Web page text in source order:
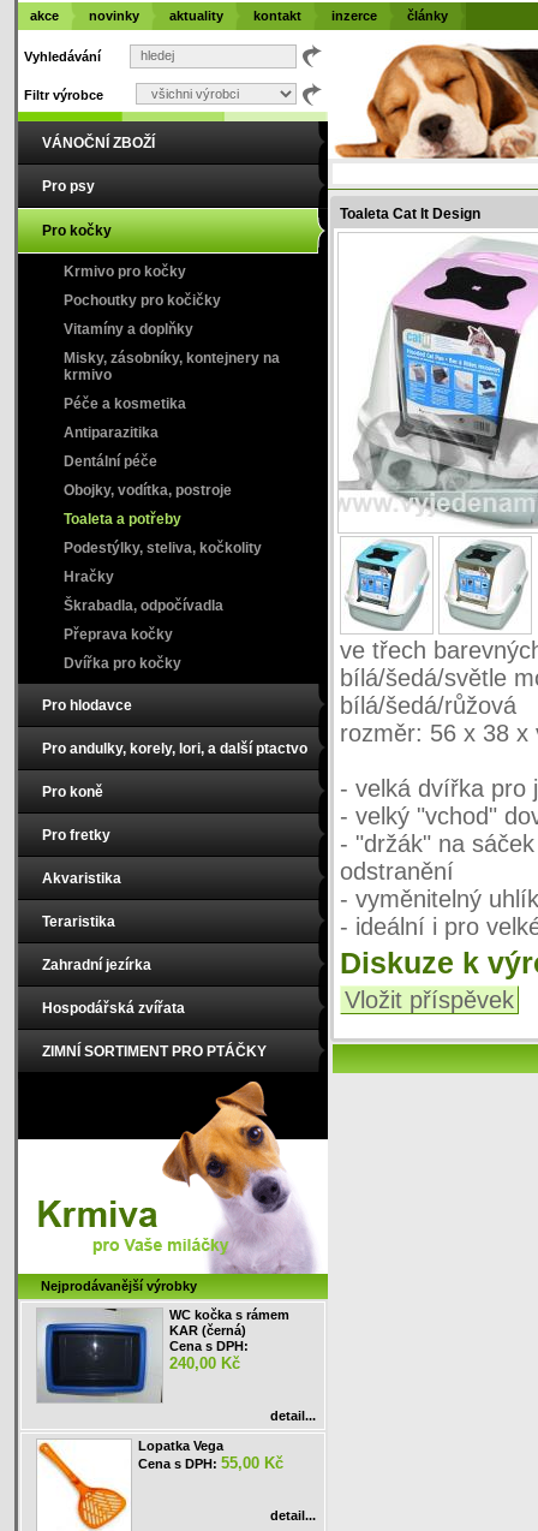
Toaleta Cat It Design
ve třech
bílá/šedá/světle
bílá/šedá/růžová
rozměr: 56 x 38 x
- velká dvířka pro
- velký "vchod"
- "držák" na
odstranění
- vyměnitelný
- ideální i pro
Diskuze k
Vložit příspěvek
Vyhledávání
Filtr výrobce
VÁNOČNÍ ZBOŽÍ
Pro psy
Pro kočky
Krmivo pro kočky
Pochoutky pro kočičky
Vitamíny a doplňky
Misky, zásobníky, kontejnery na
krmivo
Péče a kosmetika
Antiparazitika
Dentální péče
Obojky, vodítka, postroje
Toaleta a potřeby
Podestýlky, steliva, kočkolity
Hračky
Škrabadla, odpočívadla
Přeprava kočky
Dvířka pro kočky
Pro hlodavce
Pro andulky, korely, lori, a další ptactvo
Pro koně
Pro fretky
Akvaristika
Teraristika
Zahradní jezírka
Hospodářská zvířata
ZIMNÍ SORTIMENT PRO PTÁČKY
Nejprodávanější výrobky
WC kočka s rámem
KAR (černá)
Cena s DPH:
240,00 Kč
detail...
Lopatka Vega
Cena s DPH: 55,00 Kč
detail...
akce novinky aktuality kontakt inzerce články